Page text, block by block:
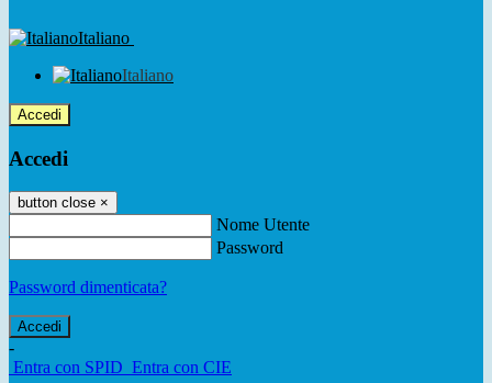
Italiano
Italiano
Accedi
Accedi
button close ×
Nome Utente
Password
Password dimenticata?
-
Entra con SPID Entra con CIE